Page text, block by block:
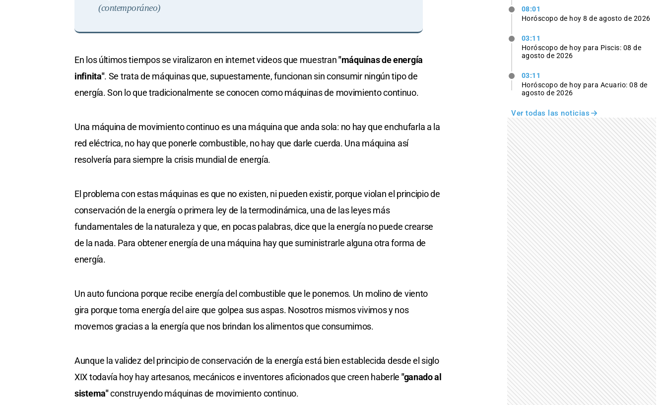
(contemporáneo)
En los últimos tiempos se viralizaron en internet videos que muestran"máquinas de energía
infinita". Se trata de máquinas que, supuestamente, funcionan sin consumir ningún tipo de
energía. Son lo que tradicionalmente se conocen como máquinas de movimiento continuo.
Una máquina de movimiento continuo es una máquina que anda sola: no hay que enchufarla a la
red eléctrica, no hay que ponerle combustible, no hay que darle cuerda. Una máquina así
resolvería para siempre la crisis mundial de energía.
El problema con estas máquinas es que no existen, ni pueden existir, porque violan el principio de
conservación de la energía o primera ley de la termodinámica, una de las leyes más
fundamentales de la naturaleza y que, en pocas palabras, dice que la energía no puede crearse
de la nada. Para obtener energía de una máquina hay que suministrarle alguna otra forma de
energía.
Un auto funciona porque recibe energía del combustible que le ponemos. Un molino de viento
gira porque toma energía del aire que golpea sus aspas. Nosotros mismos vivimos y nos
movemos gracias a la energía que nos brindan los alimentos que consumimos.
Aunque la validez del principio de conservación de la energía está bien establecida desde el siglo
XIX todavía hoy hay artesanos, mecánicos e inventores aficionados que creen haberle "ganado al
sistema"construyendo máquinas de movimiento continuo.
08:01
Horóscopo de hoy 8 de agosto de 2026
03:11
Horóscopo de hoy para Piscis: 08 de
agosto de 2026
03:11
Horóscopo de hoy para Acuario: 08 de
agosto de 2026
Ver todas las noticias